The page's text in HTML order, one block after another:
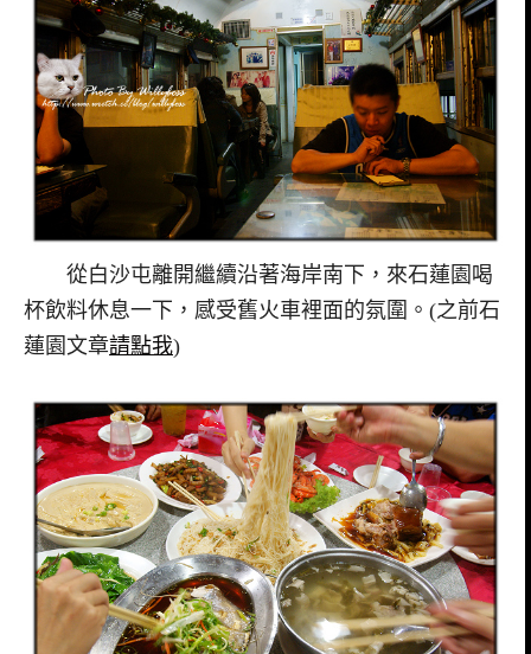
從白沙屯離開繼續沿著海岸南下，來石蓮園喝
杯飲料休息一下，感受舊火車裡面的氛圍。(之前石
蓮園文章請點我)